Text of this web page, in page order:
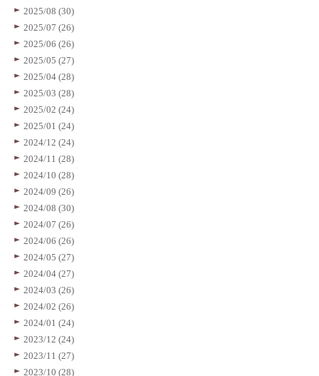
2025/08 (30)
2025/07 (26)
2025/06 (26)
2025/05 (27)
2025/04 (28)
2025/03 (28)
2025/02 (24)
2025/01 (24)
2024/12 (24)
2024/11 (28)
2024/10 (28)
2024/09 (26)
2024/08 (30)
2024/07 (26)
2024/06 (26)
2024/05 (27)
2024/04 (27)
2024/03 (26)
2024/02 (26)
2024/01 (24)
2023/12 (24)
2023/11 (27)
2023/10 (28)